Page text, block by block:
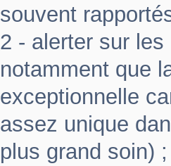
souvent
2 - alerter sur
notamment que
exceptionnelle
assez unique
plus grand soin) ;